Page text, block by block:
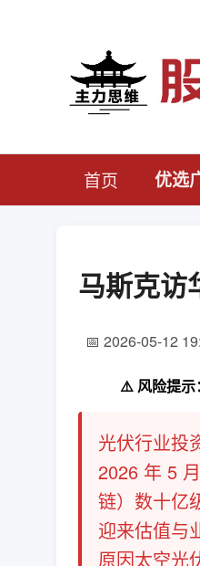
首页 优选
马斯克访
📅 2026-05-12
⚠️ 风险提示
光伏行业投
2026 年 5
链）数十亿
迎来估值与
原因太空光